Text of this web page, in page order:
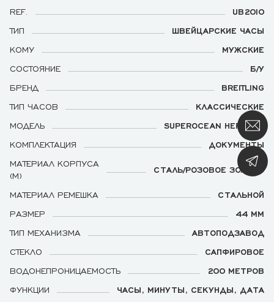
REF.
UB2010
ТИП
ШВЕЙЦАРСКИЕ ЧАСЫ
КОМУ
МУЖСКИЕ
СОСТОЯНИЕ
Б/У
БРЕНД
BREITLING
ТИП ЧАСОВ
КЛАССИЧЕСКИЕ
МОДЕЛЬ
SUPEROCEAN HERITAGE
КОМПЛЕКТАЦИЯ
ДОКУМЕНТЫ
МАТЕРИАЛ КОРПУСА
(М)
СТАЛЬ/РОЗОВОЕ ЗОЛОТО
МАТЕРИАЛ РЕМЕШКА
СТАЛЬНОЙ
РАЗМЕР
44 ММ
ТИП МЕХАНИЗМА
АВТОПОДЗАВОД
СТЕКЛО
САПФИРОВОЕ
ВОДОНЕПРОНИЦАЕМОСТЬ
200 МЕТРОВ
ФУНКЦИИ
ЧАСЫ, МИНУТЫ, СЕКУНДЫ, ДАТА